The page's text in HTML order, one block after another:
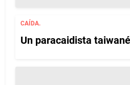
CAÍDA.
Un paracaidista